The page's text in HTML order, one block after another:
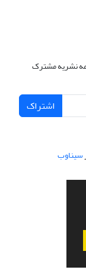
نشریه مشترک
اشتراک
سیناوب